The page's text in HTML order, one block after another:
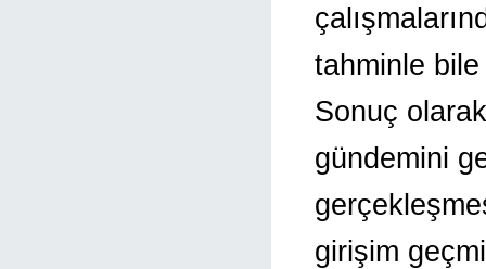
tahminle bile
Sonuç
gündemini
girişim